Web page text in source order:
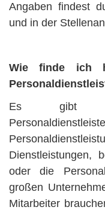
Angaben findest
und in der
Wie finde ich
Es gibt
Dienstleistungen,
oder die
großen
Mitarbeiter